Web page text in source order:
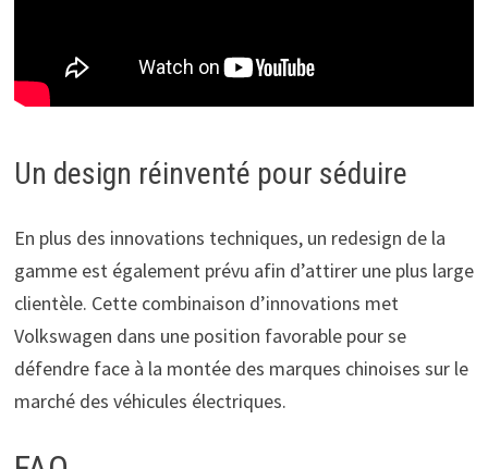
Un design réinventé pour séduire
En plus des innovations techniques, un redesign de la
gamme est également prévu afin d’attirer une plus large
clientèle. Cette combinaison d’innovations met
Volkswagen dans une position favorable pour se
défendre face à la montée des marques chinoises sur le
marché des véhicules électriques.